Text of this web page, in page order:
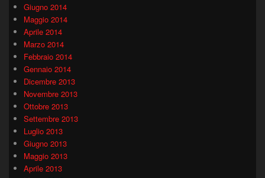
Giugno 2014
Maggio 2014
Aprile 2014
Marzo 2014
Febbraio 2014
Gennaio 2014
Dicembre 2013
Novembre 2013
Ottobre 2013
Settembre 2013
Luglio 2013
Giugno 2013
Maggio 2013
Aprile 2013